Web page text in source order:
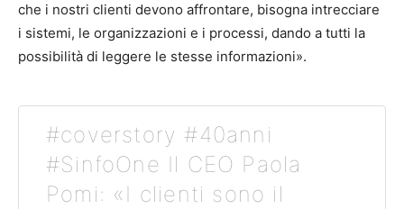
che i nostri clienti devono affrontare, bisogna intrecciare
i sistemi, le organizzazioni e i processi, dando a tutti la
possibilità di leggere le stesse informazioni».
#coverstory #40anni
#SinfoOne Il CEO Paola
Pomi: «I clienti sono il